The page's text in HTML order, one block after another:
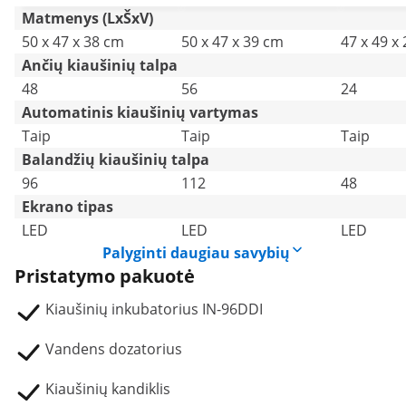
Matmenys (LxŠxV)
50 x 47 x 38 cm
50 x 47 x 39 cm
47 x 49 x
Ančių kiaušinių talpa
48
56
24
Automatinis kiaušinių vartymas
Taip
Taip
Taip
Balandžių kiaušinių talpa
96
112
48
Ekrano tipas
LED
LED
LED
Palyginti daugiau savybių
Pristatymo pakuotė
Kiaušinių inkubatorius IN-96DDI
Vandens dozatorius
Kiaušinių kandiklis